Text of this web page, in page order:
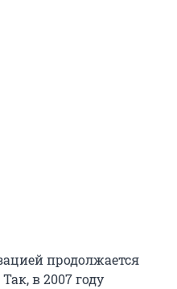
продолжается
в 2007 году